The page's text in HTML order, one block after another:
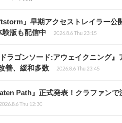
』早期アクセストレイラー
験版も配信中
2026.8.6 Thu 23:15
ラゴンソード:アウェイクニング』
善、緩和多数
2026.8.6 Thu 23:45
Path』正式発表！クラファン
2026.8.6 Thu 12:30